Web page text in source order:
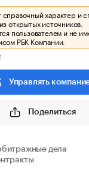
характер и
открытых источников.
пользователем и не
РБК Компании.
Управлять
Поделиться
дела